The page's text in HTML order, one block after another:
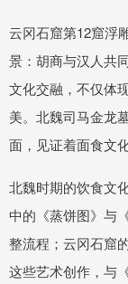
云冈石窟第12窟浮
景：胡商与汉人共
文化交融，不仅体
美。北魏司马金龙
面，见证着面食文
北魏时期的饮食文
中的《蒸饼图》与
整流程；云冈石窟
这些艺术创作，与